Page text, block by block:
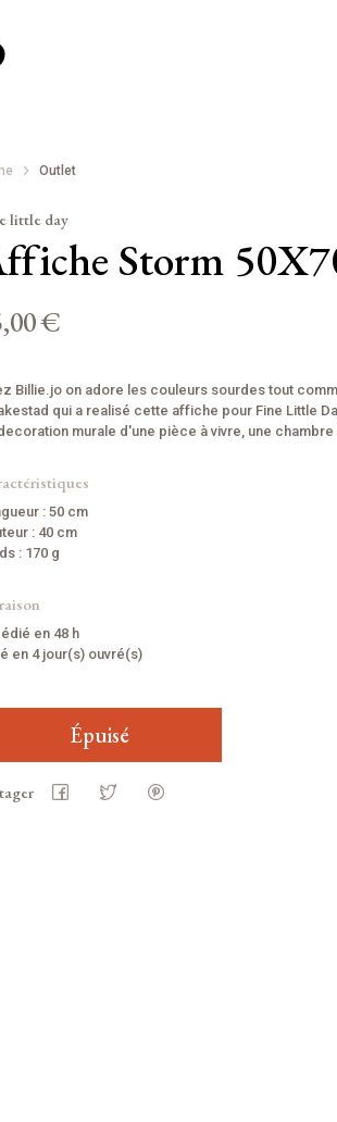
Outlet
little day
Storm
€
Billie.jo on adore les couleurs sourdes tout
qui a realisé cette affiche pour Fine Little
murale d'une pièce à vivre, une chambre
: 50 cm
: 40 cm
: 170 g
en 48 h
en 4 jour(s) ouvré(s)
Épuisé